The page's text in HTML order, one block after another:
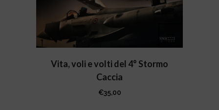
Vita, voli e volti del 4° Stormo
Caccia
€35,00